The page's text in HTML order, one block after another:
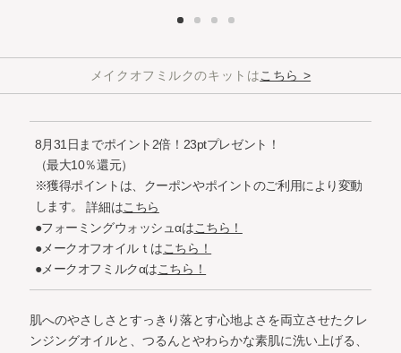
メイクオフミルクのキットはこちら >
8月31日までポイント2倍！23ptプレゼント！
（最大10％還元）
※獲得ポイントは、クーポンやポイントのご利用により変動
します。詳細はこちら
●フォーミングウォッシュαは こちら！
●メークオフオイルｔは こちら！
●メークオフミルクαは こちら！
肌へのやさしさとすっきり落とす心地よさを両立させたクレ
ンジングオイルと、つるんとやわらかな素肌に洗い上げる、